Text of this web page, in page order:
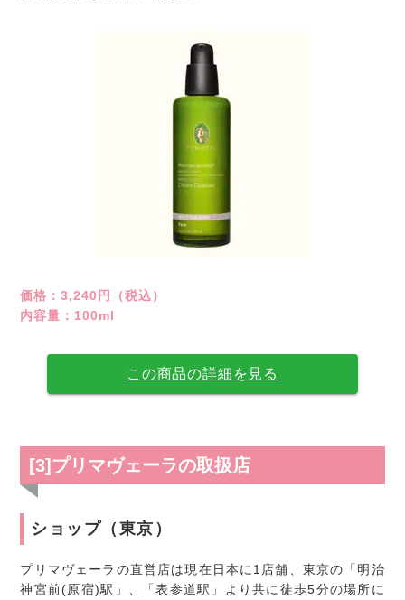
価格：3,240円（税込）
内容量：100ml
この商品の詳細を見る
[3]プリマヴェーラの取扱店
ショップ（東京）
プリマヴェーラの直営店は現在日本に1店舗、東京の「明治
神宮前(原宿)駅」、「表参道駅」より共に徒歩5分の場所に